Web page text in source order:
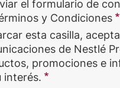
el formulario de
y Condiciones
esta casilla,
de Nestlé
promociones e
interés.